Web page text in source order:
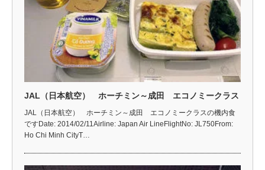
JAL（日本航空） ホーチミン～成田 エコノミークラス
JAL（日本航空） ホーチミン～成田 エコノミークラスの機内食
ですDate: 2014/02/11Airline: Japan Air LineFlightNo: JL750From:
Ho Chi Minh CityT…